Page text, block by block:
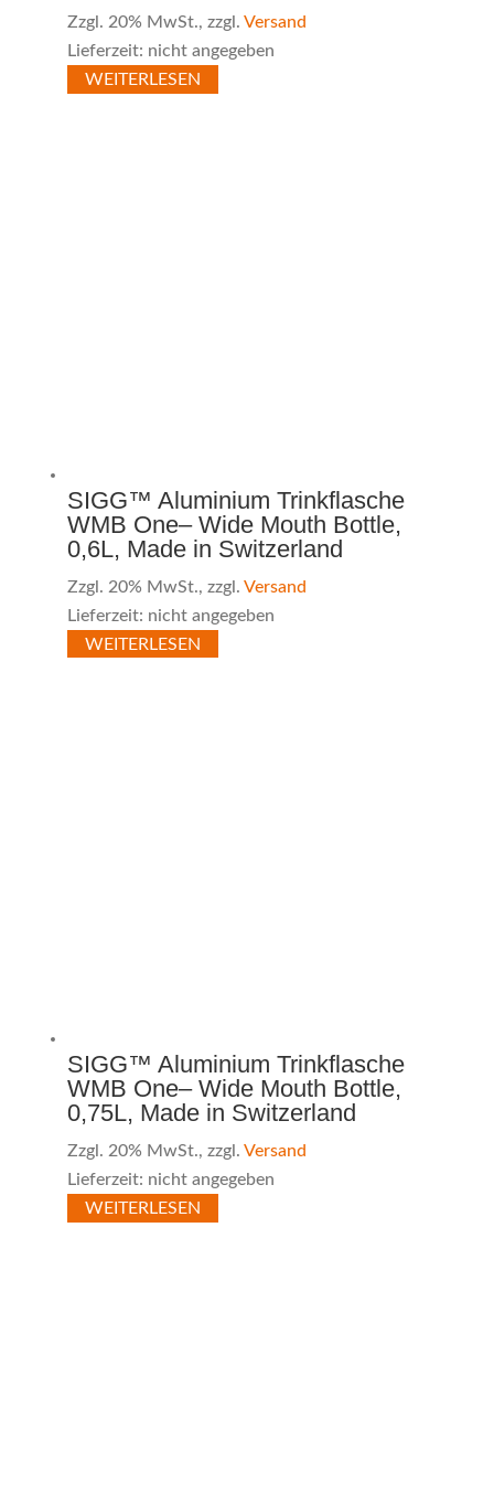
Zzgl. 20% MwSt., zzgl. Versand
Lieferzeit: nicht angegeben
WEITERLESEN
SIGG™ Aluminium Trinkflasche
WMB One– Wide Mouth Bottle,
0,6L, Made in Switzerland
Zzgl. 20% MwSt., zzgl. Versand
Lieferzeit: nicht angegeben
WEITERLESEN
SIGG™ Aluminium Trinkflasche
WMB One– Wide Mouth Bottle,
0,75L, Made in Switzerland
Zzgl. 20% MwSt., zzgl. Versand
Lieferzeit: nicht angegeben
WEITERLESEN